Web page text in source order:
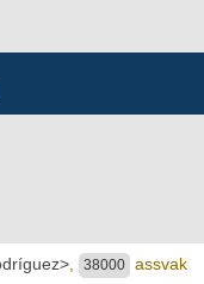
38000
assvak